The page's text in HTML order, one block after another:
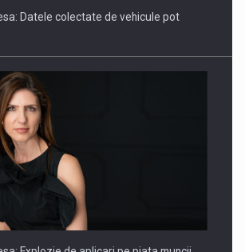
Craiului 2026, fueled by benzinariile RO…
Datele colectate de vehicule pot